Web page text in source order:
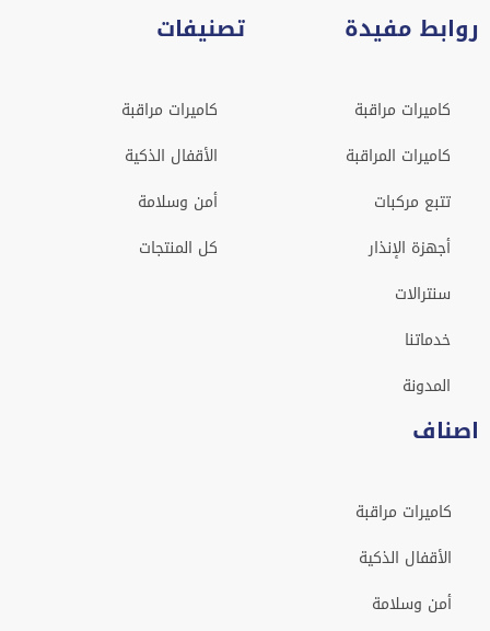
روابط مفيدة
كاميرات مراقبة
كاميرات المراقبة
تتبع مركبات
أجهزة الإنذار
سنترالات
خدماتنا
المدونة
تصنيفات
كاميرات مراقبة
الأقفال الذكية
أمن وسلامة
كل المنتجات
اصناف
كاميرات مراقبة
الأقفال الذكية
أمن وسلامة